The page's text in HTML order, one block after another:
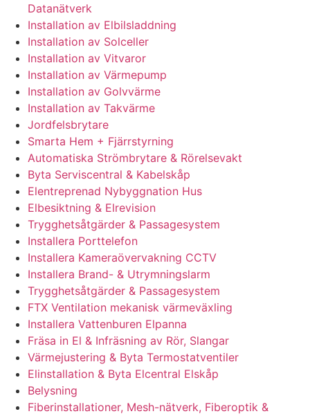
Datanätverk
Installation av Elbilsladdning
Installation av Solceller
Installation av Vitvaror
Installation av Värmepump
Installation av Golvvärme
Installation av Takvärme
Jordfelsbrytare
Smarta Hem + Fjärrstyrning
Automatiska Strömbrytare & Rörelsevakt
Byta Serviscentral & Kabelskåp
Elentreprenad Nybyggnation Hus
Elbesiktning & Elrevision
Trygghetsåtgärder & Passagesystem
Installera Porttelefon
Installera Kameraövervakning CCTV
Installera Brand- & Utrymningslarm
Trygghetsåtgärder & Passagesystem
FTX Ventilation mekanisk värmeväxling
Installera Vattenburen Elpanna
Fräsa in El & Infräsning av Rör, Slangar
Värmejustering & Byta Termostatventiler
Elinstallation & Byta Elcentral Elskåp
Belysning
Fiberinstallationer, Mesh-nätverk, Fiberoptik &